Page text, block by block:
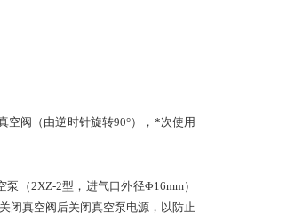
阀（由逆时针旋转90°），*次使用
（2XZ-2型，进气口外径Φ16mm）
闭真空阀后关闭真空泵电源，以防止